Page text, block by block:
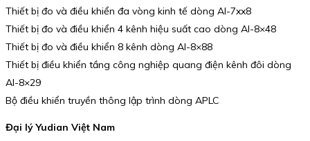
Thiết bị đo và điều khiển đa vòng kinh tế dòng AI-7xx8
Thiết bị đo và điều khiển 4 kênh hiệu suất cao dòng AI-8×48
Thiết bị đo và điều khiển 8 kênh dòng AI-8×88
Thiết bị điều khiển tầng công nghiệp quang điện kênh đôi dòng
AI-8×29
Bộ điều khiển truyền thông lập trình dòng APLC
Đại lý Yudian Việt Nam